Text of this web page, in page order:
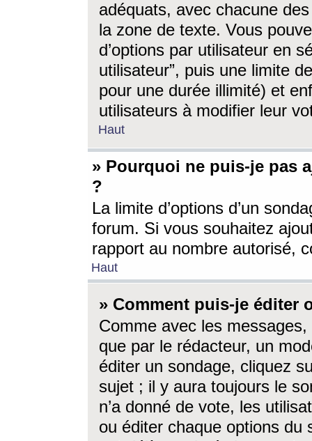
adéquats, avec chacune
la zone de texte. Vous
d’options par utilisateur en
utilisateur”, puis une limite
pour une durée illimité) et
utilisateurs à modifier leur
Haut
» Pourquoi ne puis-je pas
?
La limite d’options d’un
forum. Si vous souhaitez
rapport au nombre autorisé,
Haut
» Comment puis-je éditer
Comme avec les
que par le rédacteur, un
éditer un sondage, cliquez
sujet ; il y aura toujours le
n’a donné de vote, les
ou éditer chaque options du